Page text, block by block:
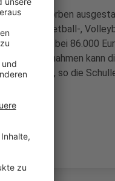
, Basketball-,
liegen bei 86.000
die Maßnahmen kann
nutzen, so die